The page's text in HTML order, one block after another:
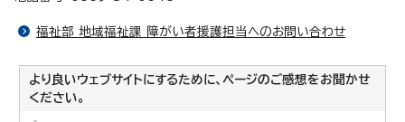
福祉部 地域福祉課 障がい者援護担当へのお問い合わせ
より良いウェブサイトにするために、ページのご感想をお聞かせ
ください。